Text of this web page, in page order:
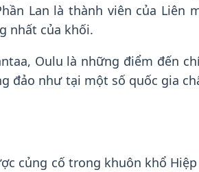
Lan là thành viên của Liên
nhất của khối.
Oulu là những điểm đến
đảo như tại một số quốc gia
củng cố trong khuôn khổ